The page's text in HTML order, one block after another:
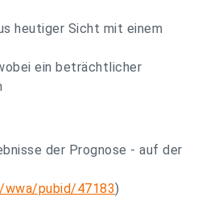
heutiger Sicht mit einem
ein beträchtlicher
der Prognose - auf der
pubid/47183)